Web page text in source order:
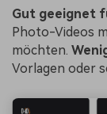
Gut geeignet
Photo-Videos
möchten.
Vorlagen oder